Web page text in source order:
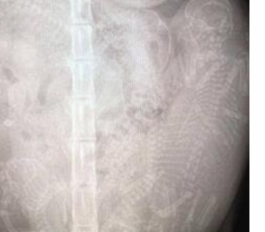
22.05.2020
Türkiye'de Pitbull Beslemek
Yasal mı? 2025 Güncel Durum,
Yasalar ve Cezalar
30.10.2025
Havaalanında 1 Hafta Boyunca
Bekletilen Kimsenin
Sahiplenmediği Kutudan Bakın
Ne Çıkıyor